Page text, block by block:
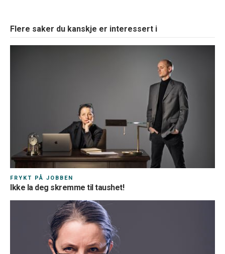
Flere saker du kanskje er interessert i
FRYKT PÅ JOBBEN
Ikke la deg skremme til taushet!